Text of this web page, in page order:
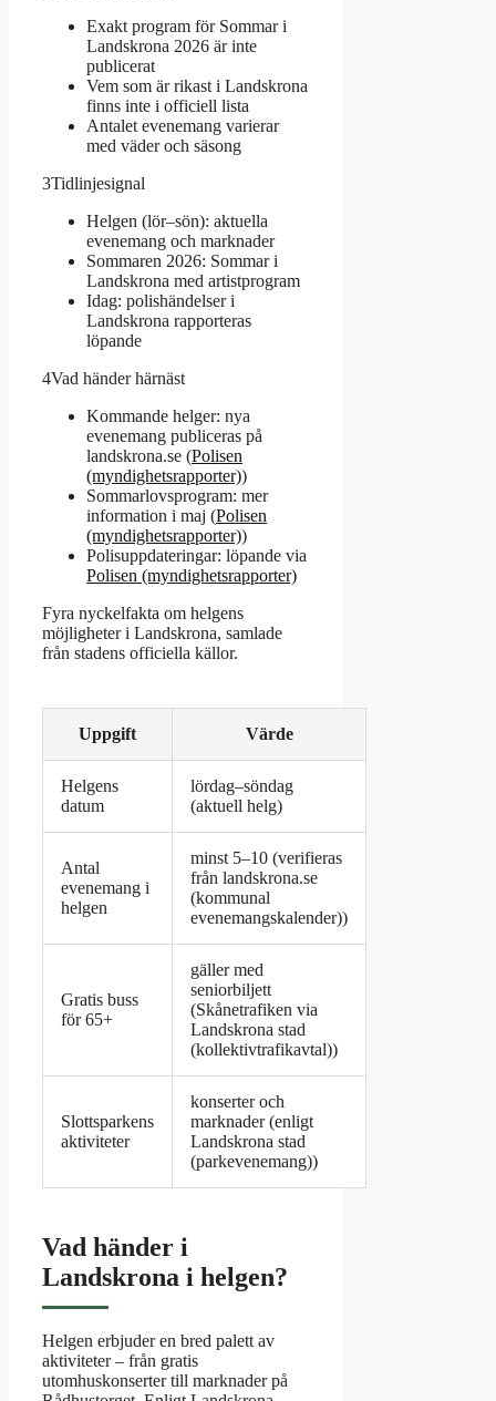
Exakt program för Sommar i
Landskrona 2026 är inte
publicerat
Vem som är rikast i Landskrona
finns inte i officiell lista
Antalet evenemang varierar
med väder och säsong
3Tidlinjesignal
Helgen (lör–sön): aktuella
evenemang och marknader
Sommaren 2026: Sommar i
Landskrona med artistprogram
Idag: polishändelser i
Landskrona rapporteras
löpande
4Vad händer härnäst
Kommande helger: nya
evenemang publiceras på
landskrona.se (Polisen
(myndighetsrapporter))
Sommarlovsprogram: mer
information i maj (Polisen
(myndighetsrapporter))
Polisuppdateringar: löpande via
Polisen (myndighetsrapporter)
Fyra nyckelfakta om helgens
möjligheter i Landskrona, samlade
från stadens officiella källor.
Uppgift Värde
Helgens
datum
lördag–söndag
(aktuell helg)
Antal
evenemang i
helgen
minst 5–10 (verifieras
från landskrona.se
(kommunal
evenemangskalender))
Gratis buss
för 65+
gäller med
seniorbiljett
(Skånetrafiken via
Landskrona stad
(kollektivtrafikavtal))
Slottsparkens
aktiviteter
konserter och
marknader (enligt
Landskrona stad
(parkevenemang))
Vad händer i
Landskrona i helgen?
Helgen erbjuder en bred palett av
aktiviteter – från gratis
utomhuskonserter till marknader på